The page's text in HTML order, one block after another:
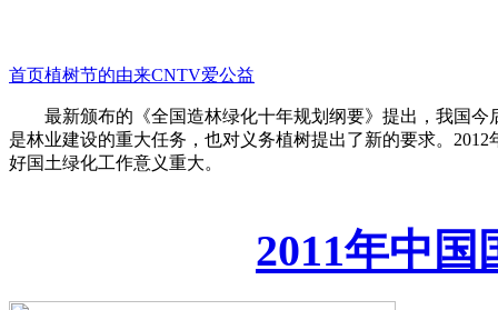
首页植树节的由来CNTV爱公益
最新颁布的《全国造林绿化十年规划纲要》提出，我国今
是林业建设的重大任务，也对义务植树提出了新的要求。
好国土绿化工作意义重大。
2011年中